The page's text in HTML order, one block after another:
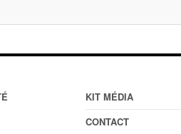
KIT MÉDIA
CONTACT